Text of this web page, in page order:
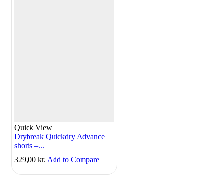
Quick View
Drybreak Quickdry Advance
shorts –...
329,00 kr. Add to Compare